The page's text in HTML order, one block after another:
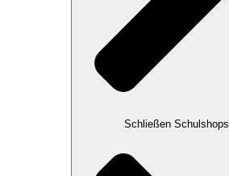
Schließen Schulshops